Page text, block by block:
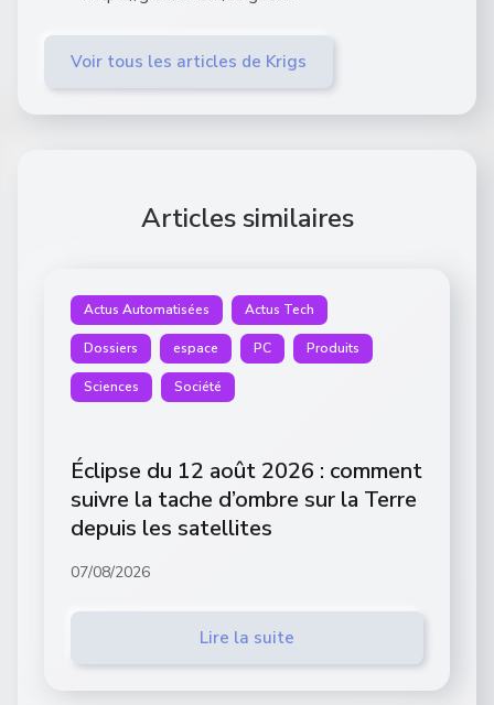
Voir tous les articles de Krigs
Articles similaires
Actus Automatisées Actus Tech
Dossiers espace PC Produits
Sciences Société
Éclipse du 12 août 2026 : comment
suivre la tache d’ombre sur la Terre
depuis les satellites
07/08/2026
Lire la suite